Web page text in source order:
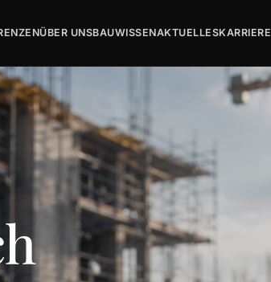
ÜBER UNSBAUWISSENAKTUELLESKARRIERE